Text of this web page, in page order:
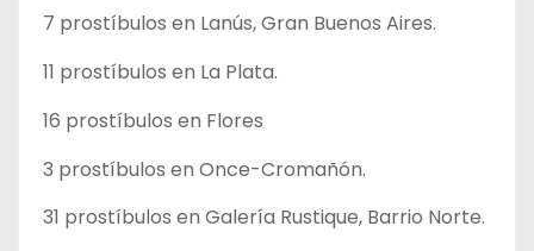
7 prostíbulos en Lanús, Gran Buenos Aires.
11 prostíbulos en La Plata.
16 prostíbulos en Flores
3 prostíbulos en Once-Cromañón.
31 prostíbulos en Galería Rustique, Barrio Norte.